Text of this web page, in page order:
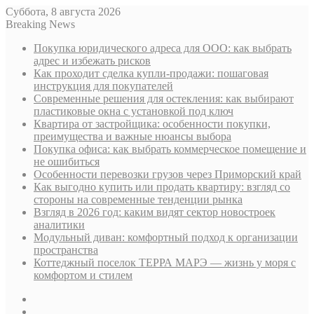
Суббота, 8 августа 2026
Breaking News
Покупка юридического адреса для ООО: как выбрать
адрес и избежать рисков
Как проходит сделка купли-продажи: пошаговая
инструкция для покупателей
Современные решения для остекления: как выбирают
пластиковые окна с установкой под ключ
Квартира от застройщика: особенности покупки,
преимущества и важные нюансы выбора
Покупка офиса: как выбрать коммерческое помещение и
не ошибиться
Особенности перевозки грузов через Приморский край
Как выгодно купить или продать квартиру: взгляд со
стороны на современные тенденции рынка
Взгляд в 2026 год: каким видят сектор новостроек
аналитики
Модульный диван: комфортный подход к организации
пространства
Коттеджный поселок ТЕРРА МАРЭ — жизнь у моря с
комфортом и стилем